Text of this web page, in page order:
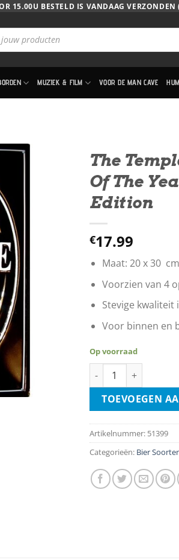
15.00U BESTELD IS VANDAAG
MUZIEK & FILM VOOR DE MAN CAVE
The
Of The
Edition
€17.99
Maat: 20 x 30 cm
Voorzien van 4
Stevige
Voor binnen en
Op voorraad
The Temple Bar -
TOEVOEGEN
Artikelnummer: 51399
Categorieën: Bier